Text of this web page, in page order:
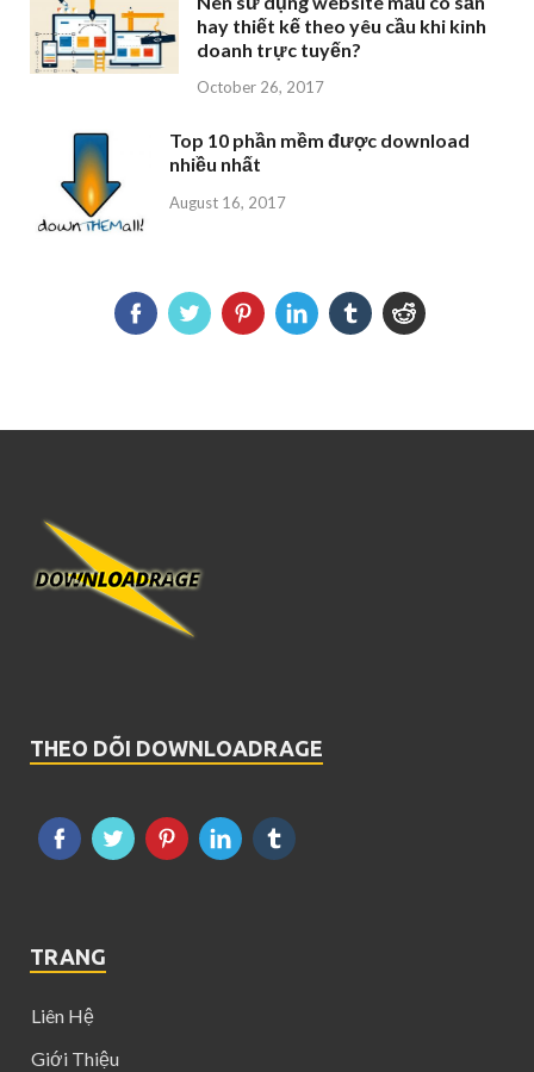
hay thiết kế theo yêu cầu khi kinh
doanh trực tuyến?
October 26, 2017
Top 10 phần mềm được download
nhiều nhất
August 16, 2017
THEO DÕI DOWNLOADRAGE
TRANG
Liên Hệ
Giới Thiệu